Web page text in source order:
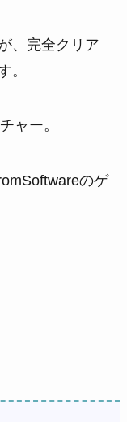
、完全クリア
。
ャー。
のゲ